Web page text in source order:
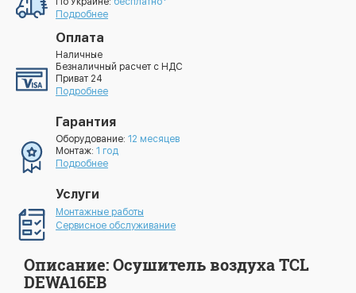
Подробнее
Оплата
Наличные
Безналичный расчет с НДС
Приват 24
Подробнее
Гарантия
Оборудование: 12 месяцев
Монтаж: 1 год
Подробнее
Услуги
Монтажные работы
Сервисное обслуживание
Описание: Осушитель воздуха TCL
DEWA16EB